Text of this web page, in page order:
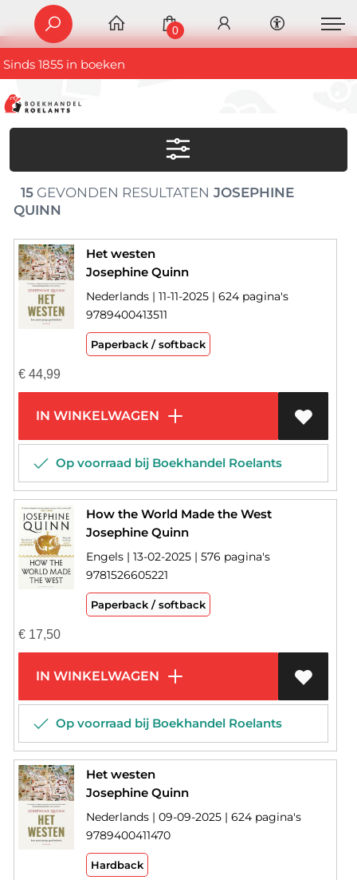
Sinds 1855 in boeken
0
15GEVONDEN RESULTATEN JOSEPHINE
QUINN
Het westen
Josephine Quinn
Nederlands | 11-11-2025 | 624 pagina's
9789400413511
Paperback / softback
€44,99
IN WINKELWAGEN
Op voorraad bij Boekhandel Roelants
How the World Made the West
Josephine Quinn
Engels | 13-02-2025 | 576 pagina's
9781526605221
Paperback / softback
€17,50
IN WINKELWAGEN
Op voorraad bij Boekhandel Roelants
Het westen
Josephine Quinn
Nederlands | 09-09-2025 | 624 pagina's
9789400411470
Hardback